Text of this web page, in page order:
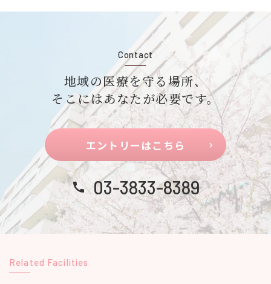
Contact
地域の医療を守る場所、
そこにはあなたが必要です。
エントリーはこちら
03-3833-8389
Related Facilities